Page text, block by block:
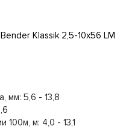
мм: 5,6 - 13,8
100м, м: 4,0 - 13,1